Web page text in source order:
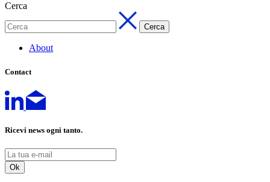
Cerca
About
Contact
Ricevi news ogni tanto.